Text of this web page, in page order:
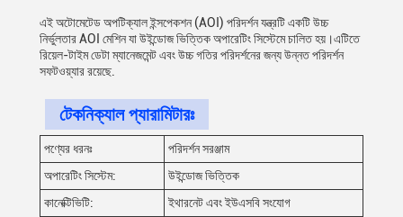
এই অটোমেটেড অপটিক্যাল ইন্সপেকশন (AOI) পরিদর্শন যন্ত্রটি একটি উচ্চ
নির্ভুলতার AOI মেশিন যা উইন্ডোজ ভিত্তিক অপারেটিং সিস্টেমে চালিত হয়।এটিতে
রিয়েল-টাইম ডেটা ম্যানেজমেন্ট এবং উচ্চ গতির পরিদর্শনের জন্য উন্নত পরিদর্শন
সফটওয়্যার রয়েছে.
টেকনিক্যাল প্যারামিটারঃ
পণ্যের ধরনঃ
পরিদর্শন সরঞ্জাম
অপারেটিং সিস্টেম:
উইন্ডোজ ভিত্তিক
কানেক্টিভিটি:
ইথারনেট এবং ইউএসবি সংযোগ